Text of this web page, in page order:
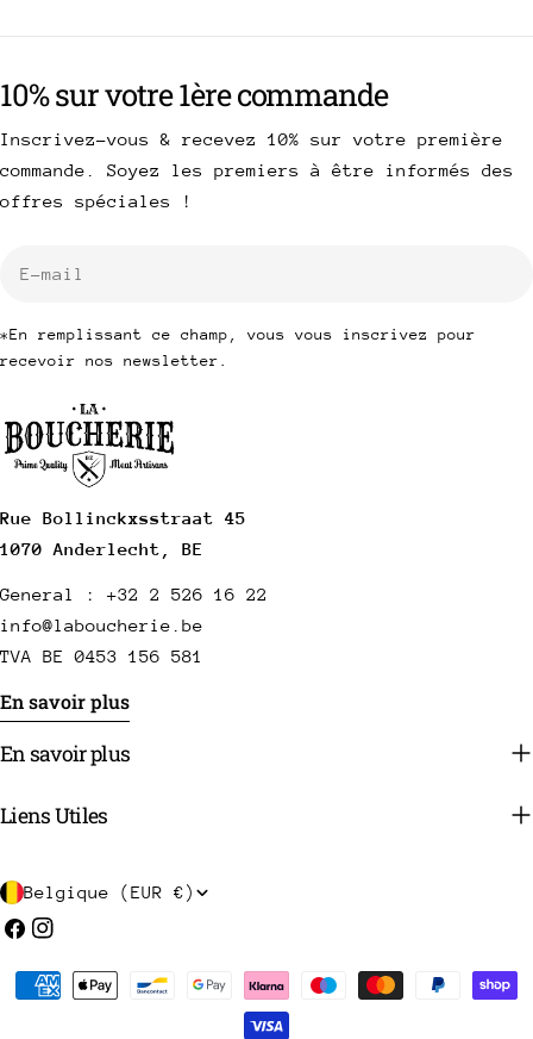
Rue Bollinckxsstraat 45
1070 Anderlecht, BE
General : +32 2 526 16 22
info@laboucherie.be
TVA BE 0453 156 581
En savoir plus
En savoir plus
Liens Utiles
10% sur votre 1ère commande
Inscrivez-vous & recevez 10% sur votre première
commande. Soyez les premiers à être informés des
offres spéciales !
*En remplissant ce champ, vous vous inscrivez pour
recevoir nos newsletter.
P
a
Belgique (EUR €)
Facebook
Instagram
Méthodes